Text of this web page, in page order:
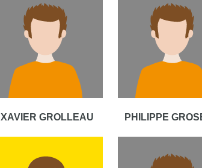
XAVIER GROLLEAU PHILIPPE